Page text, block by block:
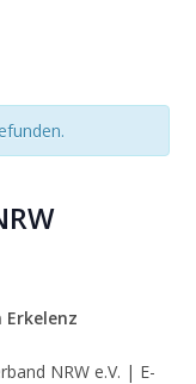
NRW e.V. | E-